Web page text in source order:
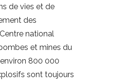
de vies et de
des
national
et mines du
800 000
sont toujours